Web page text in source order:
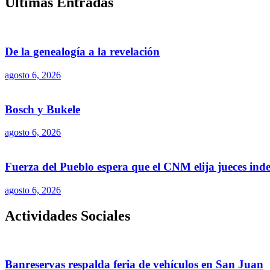
De la genealogía a la revelación
agosto 6, 2026
Bosch y Bukele
agosto 6, 2026
Fuerza del Pueblo espera que el CNM elija jueces
agosto 6, 2026
Actividades Sociales
Banreservas respalda feria de vehículos en San Juan